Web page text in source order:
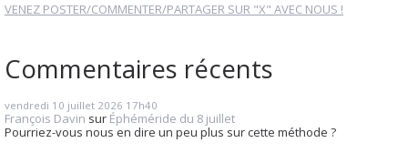
VENEZ POSTER/COMMENTER/PARTAGER SUR "X" AVEC NOUS !
Commentaires récents
vendredi 10 juillet 2026 17h40
François Davin sur Éphéméride du 8 juillet
Pourriez-vous nous en dire un peu plus sur cette méthode ?